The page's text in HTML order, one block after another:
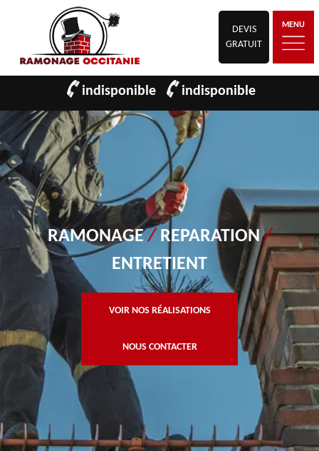
DEVIS
GRATUIT
MENU
indisponible indisponible
RAMONAGE/ REPARATION/
ENTRETIENT
VOIR NOS RÉALISATIONS
NOUS CONTACTER